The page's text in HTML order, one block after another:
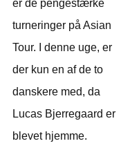
er de pengestærke
turneringer på Asian
Tour. I denne uge, er
der kun en af de to
danskere med, da
Lucas Bjerregaard er
blevet hjemme.